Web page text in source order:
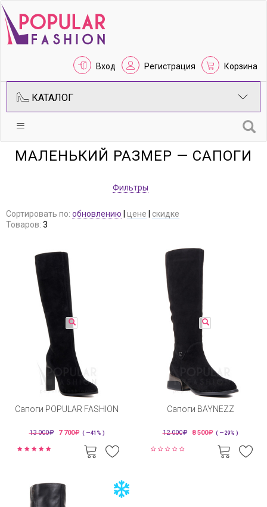
Вход Регистрация Корзина
КАТАЛОГ
МАЛЕНЬКИЙ РАЗМЕР — САПОГИ
Фильтры
Сортировать по: обновлению цене
скидке
Товаров: 3
Сапоги POPULAR FASHION
13 000 7 700 ( —41% )
Сапоги BAYNEZZ
12 000 8 500 ( —29% )